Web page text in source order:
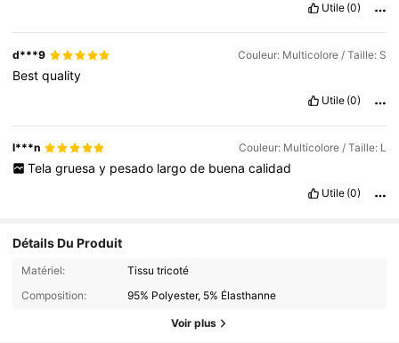
Utile (0)
d***9 Couleur: Multicolore / Taille: S
Bestquality
Utile (0)
l***n Couleur: Multicolore / Taille: L
Tela gruesa y pesado largo de buena calidad
Utile (0)
Détails Du Produit
Matériel:
Tissu tricoté
Composition:
95% Polyester, 5% Élasthanne
Voir plus